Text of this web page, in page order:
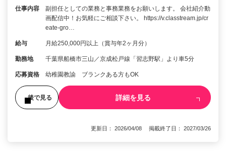
仕事内容
副担任としての業務と事務業務をお願いします。 会社紹介動
画配信中！お気軽にご相談下さい。 https://v.classtream.jp/cr
eate-gro…
給与 月給250,000円以上（賞与年2ヶ月分）
勤務地 千葉県船橋市三山／京成松戸線「習志野駅」より車5分
応募資格 幼稚園教諭 ブランクある方もOK
後で見る 詳細を見る
更新日： 2026/04/08 掲載終了日： 2027/03/26